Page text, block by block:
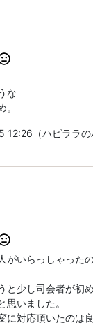
な
（ハピララの
がいらっしゃった
と少し司会者が初
思いました。
に対応頂いたのは